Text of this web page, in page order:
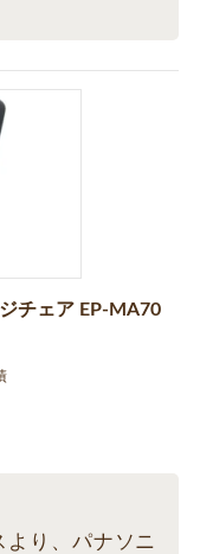
チェア EP-MA70
り、パナソニ